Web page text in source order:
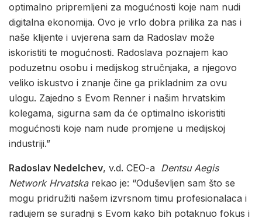
optimalno pripremljeni za mogućnosti koje nam nudi
digitalna ekonomija. Ovo je vrlo dobra prilika za nas i
naše klijente i uvjerena sam da Radoslav može
iskoristiti te mogućnosti. Radoslava poznajem kao
poduzetnu osobu i medijskog stručnjaka, a njegovo
veliko iskustvo i znanje čine ga prikladnim za ovu
ulogu. Zajedno s Evom Renner i našim hrvatskim
kolegama, sigurna sam da će optimalno iskoristiti
mogućnosti koje nam nude promjene u medijskoj
industriji.”
Radoslav Nedelchev, v.d. CEO-a Dentsu Aegis
Network Hrvatskarekao je: “Oduševljen sam što se
mogu pridružiti našem izvrsnom timu profesionalaca i
radujem se suradnji s Evom kako bih potaknuo fokus i